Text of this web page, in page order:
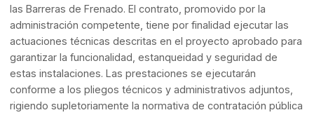
las Barreras de Frenado. El contrato, promovido por la
administración competente, tiene por finalidad ejecutar las
actuaciones técnicas descritas en el proyecto aprobado para
garantizar la funcionalidad, estanqueidad y seguridad de
estas instalaciones. Las prestaciones se ejecutarán
conforme a los pliegos técnicos y administrativos adjuntos,
rigiendo supletoriamente la normativa de contratación pública